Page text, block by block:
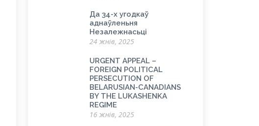
Да 34-х угодкаў
аднаўленьня
Незалежнасьці
24 жнів, 2025
URGENT APPEAL –
FOREIGN POLITICAL
PERSECUTION OF
BELARUSIAN-CANADIANS
BY THE LUKASHENKA
REGIME
16 жнів, 2025